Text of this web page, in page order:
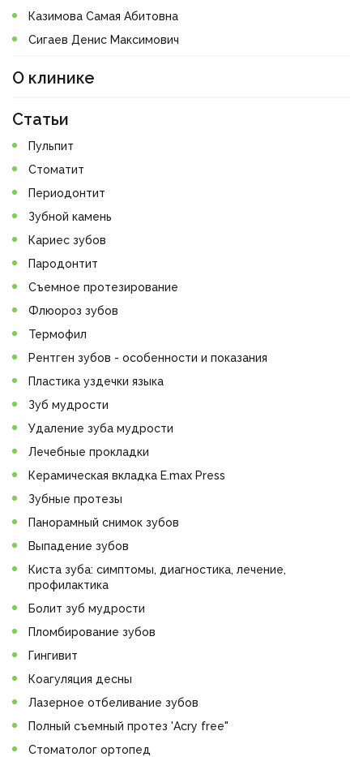
Казимова Самая Абитовна
Сигаев Денис Максимович
О клинике
Статьи
Пульпит
Стоматит
Периодонтит
Зубной камень
Кариес зубов
Пародонтит
Съемное протезирование
Флюороз зубов
Термофил
Рентген зубов - особенности и показания
Пластика уздечки языка
Зуб мудрости
Удаление зуба мудрости
Лечебные прокладки
Керамическая вкладка E.max Press
Зубные протезы
Панорамный снимок зубов
Выпадение зубов
Киста зуба: симптомы, диагностика, лечение,
профилактика
Болит зуб мудрости
Пломбирование зубов
Гингивит
Коагуляция десны
Лазерное отбеливание зубов
Полный съемный протез 'Acry free"
Стоматолог ортопед